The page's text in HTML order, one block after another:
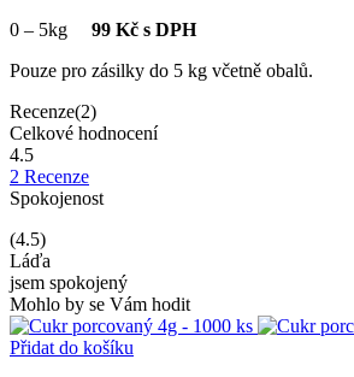
0 – 5kg 99 Kč s DPH
Pouze pro zásilky do 5 kg včetně obalů.
Recenze(2)
Celkové hodnocení
4.5
2 Recenze
Spokojenost
(4.5)
Láďa
jsem spokojený
Mohlo by se Vám hodit
Přidat do košíku